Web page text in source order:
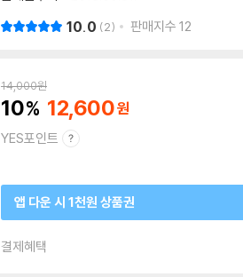
10.0 2 판매지수 12
14,000원
10 12,600
YES포인트
앱 다운 시 1천원 상품권
결제혜택